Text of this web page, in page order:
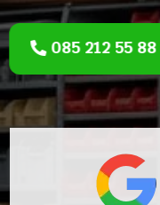
085 212 55 88